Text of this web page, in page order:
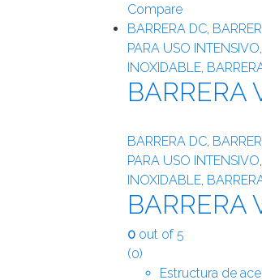
Compare
BARRERA DC,
PARA USO INTENSIVO,
INOXIDABLE,
BARRERA
BARRERA DC,
PARA USO INTENSIVO,
INOXIDABLE,
BARRERA
0 out of 5
(0)
Estructura de